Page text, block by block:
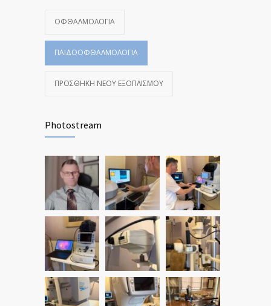
ΟΦΘΑΛΜΟΛΟΓΊΑ
ΠΑΙΔΟΟΦΘΑΛΜΟΛΟΓΊΑ
ΠΡΟΣΘΉΚΗ ΝΈΟΥ ΕΞΟΠΛΙΣΜΟΎ
Photostream